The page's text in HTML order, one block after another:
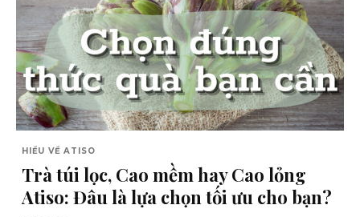
HIỂU VỀ ATISO
Trà túi lọc, Cao mềm hay Cao lỏng
Atiso: Đâu là lựa chọn tối ưu cho bạn?